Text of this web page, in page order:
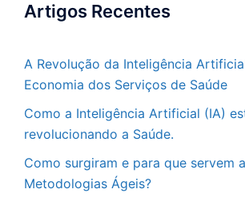
Artigos Recentes
A Revolução da Inteligência
Economia dos Serviços de Saúde
Como a Inteligência Artificial (IA)
revolucionando a Saúde.
Como surgiram e para que servem
Metodologias Ágeis?